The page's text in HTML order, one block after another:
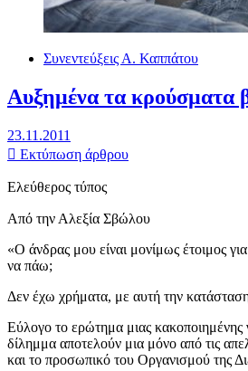
Συνεντεύξεις Α. Καππάτου
Αυξημένα τα κρούσματα
23.11.2011
Εκτύπωση άρθρου
Ελεύθερος τύπος
Από την Αλεξία Σβώλου
«Ο άνδρας μου είναι μονίμως έτοιμος
να πάω;
Δεν έχω χρήματα, με αυτή την
Εύλογο το ερώτημα μιας κακοποιημένης
δίλημμα αποτελούν μια μόνο από τις
και το προσωπικό του Οργανισμού της